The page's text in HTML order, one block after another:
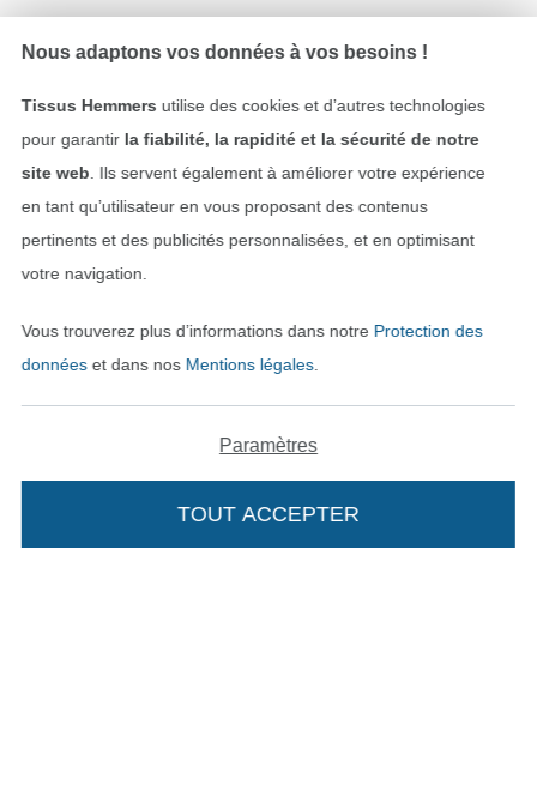
Payer avec
Nous adaptons vos données à vos besoins !
Tissus Hemmers utilise des cookies et d’autres technologies
pour garantir la fiabilité, la rapidité et la sécurité de notre
site web . Ils servent également à améliorer votre expérience
en tant qu’utilisateur en vous proposant des contenus
pertinents et des publicités personnalisées, et en optimisant
votre navigation.
Vous trouverez plus d’informations dans notre Protection des
donnéeset dans nos Mentions légales.
Paramètres
TOUT ACCEPTER